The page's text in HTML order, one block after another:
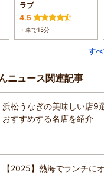
ラブ
4.5
・車で15分
す
ニュース関連記事
浜松うなぎの美味しい店9
おすすめする名店を紹介
【2025】熱海でランチに